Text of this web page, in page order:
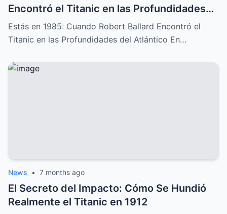
Encontró el Titanic en las Profundidades
del Atlántico
Estás en 1985: Cuando Robert Ballard Encontró el
Titanic en las Profundidades del Atlántico En…
News • 7 months ago
El Secreto del Impacto: Cómo Se Hundió
Realmente el Titanic en 1912